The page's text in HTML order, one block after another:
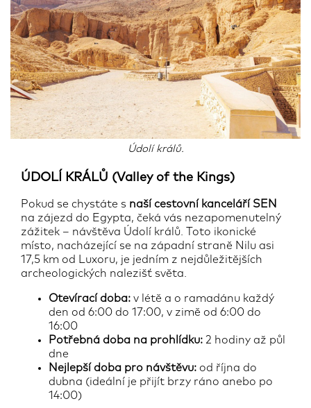
Údolí králů.
ÚDOLÍ KRÁLŮ (Valley of the Kings)
Pokud se chystáte s naší cestovní kanceláří SEN
na zájezd do Egypta, čeká vás nezapomenutelný
zážitek – návštěva Údolí králů. Toto ikonické
místo, nacházející se na západní straně Nilu asi
17,5 km od Luxoru, je jedním z nejdůležitějších
archeologických nalezišť světa.
Otevírací doba: v létě a o ramadánu každý
den od 6:00 do 17:00, v zimě od 6:00 do
16:00
Potřebná doba na prohlídku: 2 hodiny až půl
dne
Nejlepší doba pro návštěvu: od října do
dubna (ideální je přijít brzy ráno anebo po
14:00)